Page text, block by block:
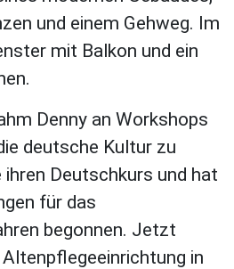
Denny an Workshops
deutsche Kultur zu
Deutschkurs und hat
für das
begonnen. Jetzt
in